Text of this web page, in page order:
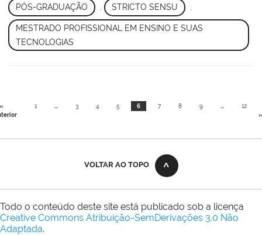
PÓS-GRADUAÇÃO , STRICTO SENSU ,
MESTRADO PROFISSIONAL EM ENSINO E SUAS
TECNOLOGIAS
«
1 ... 3 4 5 6 7 8 9 ...
12
»
VOLTAR AO TOPO
Todo o conteúdo deste site está publicado sob a licença
Creative Commons Atribuição-SemDerivações 3.0 Não
Adaptada.